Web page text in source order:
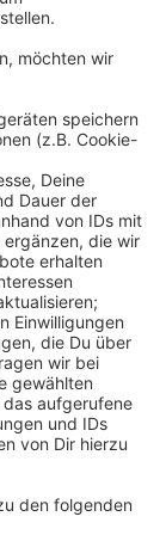
die Frau
Ermittlungen
Fälle es
Die
und
heute ein
soll ein
von
haben. Ihm